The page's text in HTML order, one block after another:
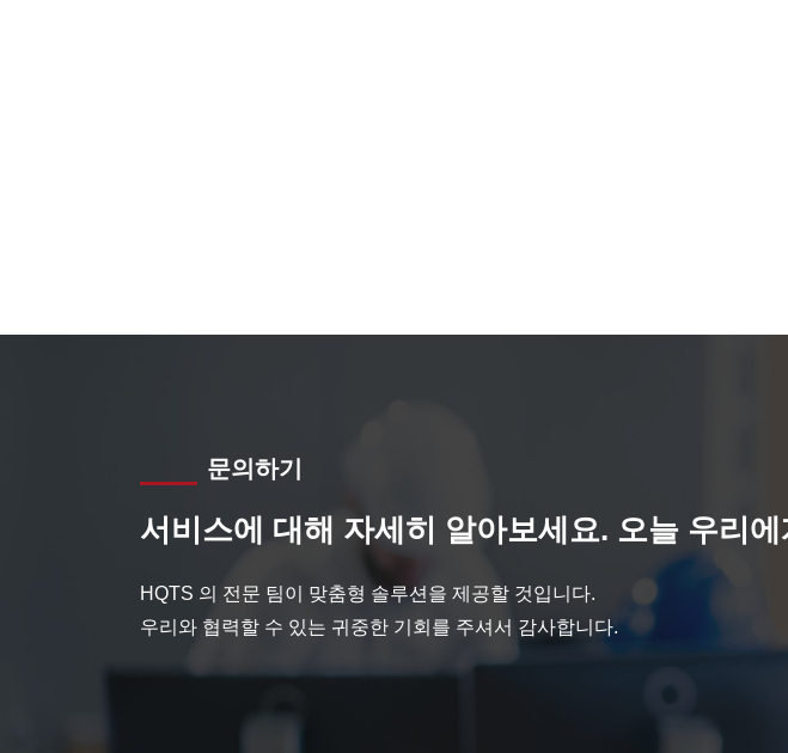
문의하기
서비스에 대해 자세히 알아보세요. 오늘 우리
HQTS 의 전문 팀이 맞춤형 솔루션을 제공할 것입니다.
우리와 협력할 수 있는 귀중한 기회를 주셔서 감사합니다.